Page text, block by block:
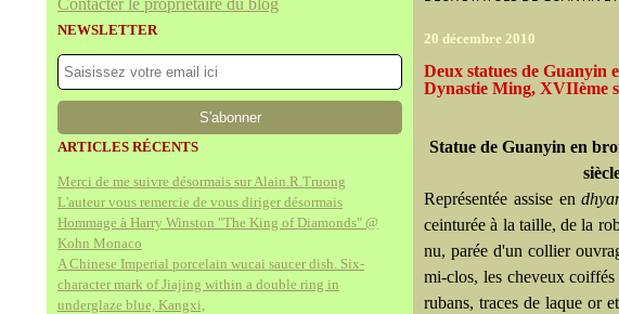
Contacter le propriétaire du blog
NEWSLETTER
ARTICLES RÉCENTS
Merci de me suivre désormais sur Alain.R.Truong
L'auteur vous remercie de vous diriger désormais
Hommage à Harry Winston "The King of Diamonds" @
Kohn Monaco
A Chinese Imperial porcelain wucai saucer dish. Six-
character mark of Jiajing within a double ring in
underglaze blue, Kangxi,
20 décembre 2010
Deux statues de Guanyin
Dynastie Ming, XVIIème
Statue de Guanyin en
Représentée assise en
ceinturée à la taille, de la
nu, parée d'un collier
mi-clos, les cheveux
rubans, traces de laque or